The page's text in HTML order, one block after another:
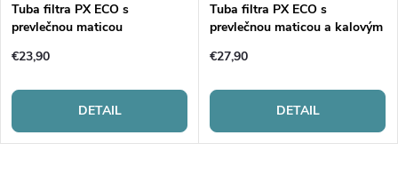
Tuba filtra PX ECO s
prevlečnou maticou
€23,90
DETAIL
Tuba filtra PX ECO s
prevlečnou maticou a kalovým
€27,90
DETAIL